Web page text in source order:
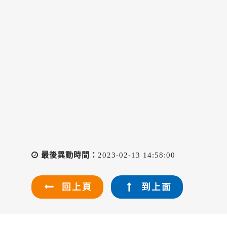
最後異動時間： 2023-02-13 14:58:00
回上頁 到上面